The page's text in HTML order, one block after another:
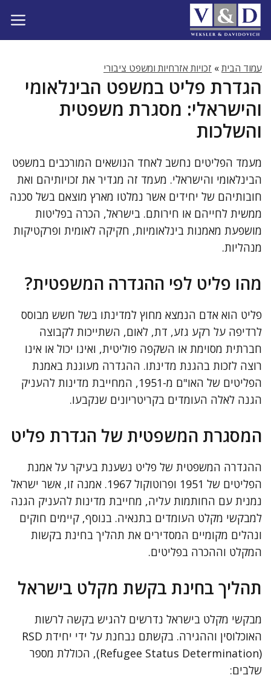
לדלג
לתוכן
עמוד הבית» זכויות אזרחיות ומשפט ציבורי
הגדרת פליט במשפט הבינלאומי
והישראלי: מסגרת משפטית
והשלכות
מעמד הפליטים נחשב לאחד הנושאים המורכבים במשפט
הבינלאומי והישראלי. מעמד זה מגדיר את זכויותיהם ואת
חובותיהם של יחידים אשר נמלטו מארץ מוצאם בשל סכנה
ממשית לחייהם או חירותם. בישראל, הכרה בפליטות
מושפעת מאמנות בינלאומיות, חקיקה לאומית ופרקטיקות
מנהליות.
מהו פליט לפי ההגדרה המשפטית?
פליט הוא אדם הנמצא מחוץ למדינתו בשל חשש מבוסס
לרדיפה על רקע גזע, דת, לאום, השתייכות לקבוצה
חברתית מסוימת או השקפה פוליטית, ואינו יכול או אינו
רוצה לזכות בהגנת מדינתו. ההגדרה מעוגנת באמנת
הפליטים של האו"ם מ-1951, המחייבת מדינות להעניק
הגנה לאלה העומדים בקריטריונים שנקבעו.
המסגרת המשפטית של הגדרת פליט
ההגדרה המשפטית של פליט נשענת בעיקר על אמנת
הפליטים של 1951 ופרוטוקול 1967. אמנה זו, אשר ישראל
נמנית עם החותמות עליה, מחייבת מדינות להעניק הגנה
למבקשי מקלט העומדים בתנאיה. בנוסף, קיימים חוקים
ונהלים מקומיים המסדירים את תהליך בחינת בקשות
המקלט וההכרה בפליטים.
תהליך בחינת בקשת מקלט בישראל
מבקשי מקלט בישראל נדרשים להגיש בקשה לרשות
האוכלוסין וההגירה. בקשתם נבחנת על ידי יחידת RSD
(Refugee Status Determination), הכוללת מספר
שלבים: